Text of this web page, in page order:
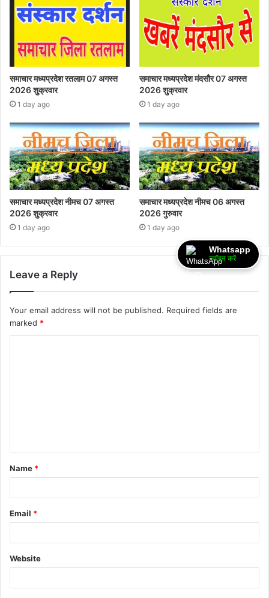
समाचार मध्यप्रदेश रतलाम 07 अगस्त
2026 शुक्रवार
1 day ago
समाचार मध्यप्रदेश मंदसौर 07 अगस्त
2026 शुक्रवार
1 day ago
समाचार मध्यप्रदेश नीमच 07 अगस्त
2026 शुक्रवार
1 day ago
समाचार मध्यप्रदेश नीमच 06 अगस्त
2026 गुरुवार
1 day ago
Leave a Reply
Your email address will not be published. Required fields are
marked *
Name *
Email *
Website
Whatsapp
ज्वॉइन करें